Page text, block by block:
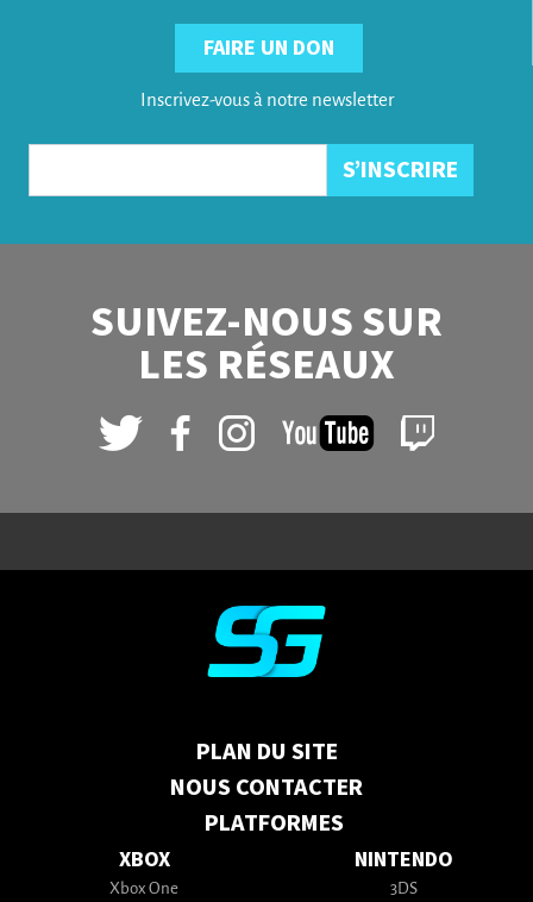
FAIRE UN DON
Inscrivez-vous à notre newsletter
SUIVEZ-NOUS SUR
LES RÉSEAUX
PLAN DU SITE
NOUS CONTACTER
PLATFORMES
XBOX
Xbox One
NINTENDO
3DS